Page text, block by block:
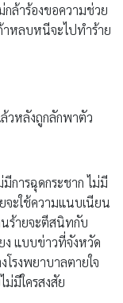
กล้าร้องขอความช่วย
าหลบหนีจะไปทำร้าย
วหลังถูกลักพาตัว
การฉุดกระชาก ไม่มี
จะใช้ความแนบเนียน
นร้ายจะตีสนิทกับ
ง แบบข่าวที่จังหวัด
รงพยาบาลตายใจ
ม่มีใครสงสัย